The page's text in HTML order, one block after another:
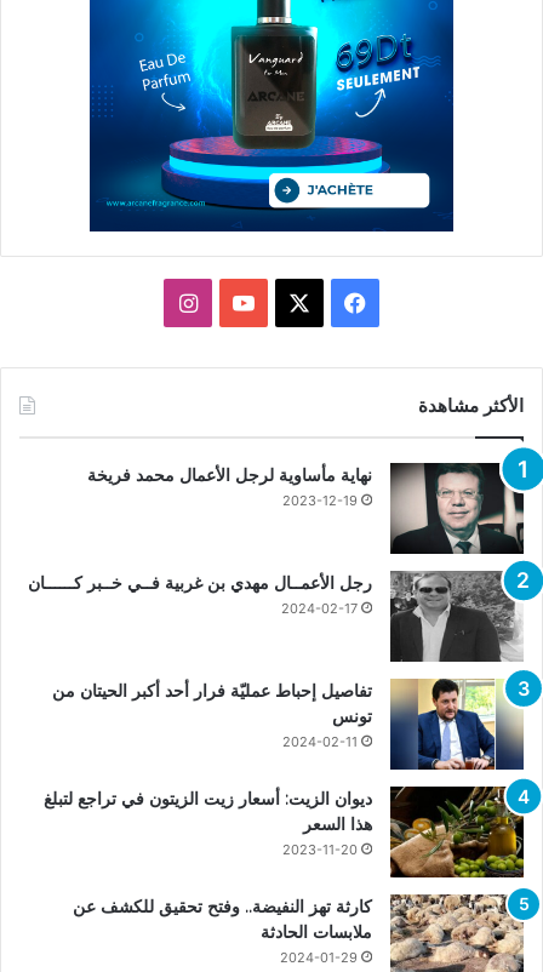
فيسبوك يوتيوبانستقرام
الأكثر مشاهدة
نهاية مأساوية لرجل الأعمال محمد فريخة
2023-12-19
رجل الأعمــال مهدي بن غربية فــي خــبر كــــــان
2024-02-17
تفاصيل إحباط عمليّة فرار أحد أكبر الحيتان من
تونس
2024-02-11
ديوان الزيت: أسعار زيت الزيتون في تراجع لتبلغ
هذا السعر
2023-11-20
كارثة تهز النفيضة.. وفتح تحقيق للكشف عن
ملابسات الحادثة
2024-01-29